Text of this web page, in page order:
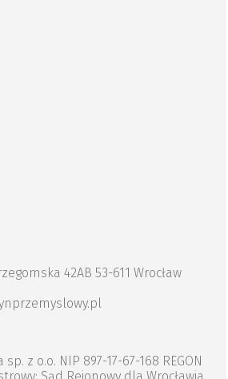
42AB 53-611 Wrocław
z o.o. NIP 897-17-67-168 REGON